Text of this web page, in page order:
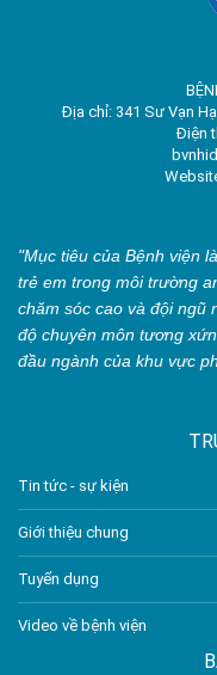
Địa chỉ: 341 Sư Vạn
Điện
"Mục tiêu của Bệnh viện
trẻ em trong môi trường
chăm sóc cao và đội ngũ
độ chuyên môn tương
đầu ngành của khu vực
Tin tức - sự kiện
Giới thiệu chung
Tuyển dụng
Video về bệnh viện